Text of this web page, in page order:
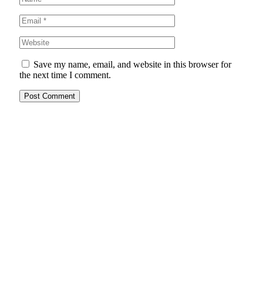
Save my name, email, and website in this browser for
the next time I comment.